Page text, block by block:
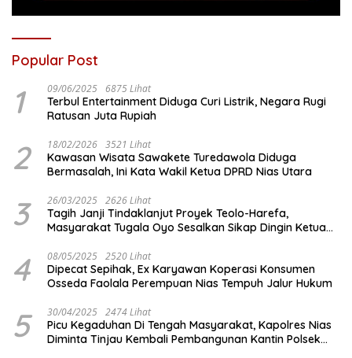
Popular Post
1 09/06/2025 6875 Lihat
Terbul Entertainment Diduga Curi Listrik, Negara Rugi
Ratusan Juta Rupiah
2 18/02/2026 3521 Lihat
Kawasan Wisata Sawakete Turedawola Diduga
Bermasalah, Ini Kata Wakil Ketua DPRD Nias Utara
3 26/03/2025 2626 Lihat
Tagih Janji Tindaklanjut Proyek Teolo-Harefa,
Masyarakat Tugala Oyo Sesalkan Sikap Dingin Ketua
4 08/05/2025 2520 Lihat
Dipecat Sepihak, Ex Karyawan Koperasi Konsumen
Osseda Faolala Perempuan Nias Tempuh Jalur Hukum
5 30/04/2025 2474 Lihat
Picu Kegaduhan Di Tengah Masyarakat, Kapolres Nias
Diminta Tinjau Kembali Pembangunan Kantin Polsek